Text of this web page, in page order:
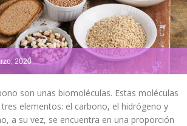
2020
son unas biomoléculas. Estas moléculas
elementos: el carbono, el hidrógeno y
a su vez, se encuentra en una proporción